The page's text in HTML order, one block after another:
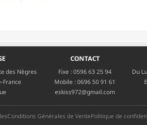
des Nègres
France
CONTACT
Fixe :0596 63 25 94
Mobile :0696 50 91 61
eskiss972@gmail.com
Du
Conditions Générales de VentePolitique de